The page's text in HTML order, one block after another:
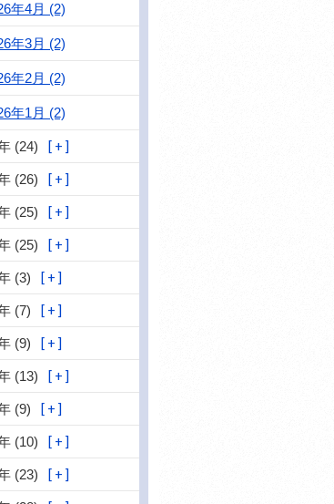
年4月 (2)
年3月 (2)
年2月 (2)
年1月 (2)
(24)
(26)
(25)
(25)
(3)
(7)
(9)
(13)
(9)
(10)
(23)